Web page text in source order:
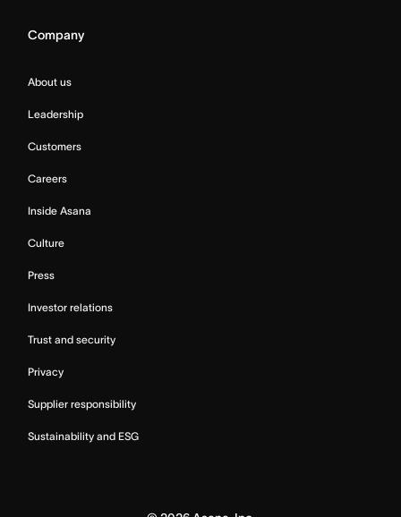
Company
About us
Leadership
Customers
Careers
Inside Asana
Culture
Press
Investor relations
Trust and security
Privacy
Supplier responsibility
Sustainability and ESG